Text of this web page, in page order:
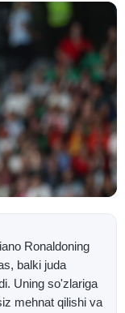
Ronaldoning
balki juda
Uning so'zlariga
mehnat qilishi va